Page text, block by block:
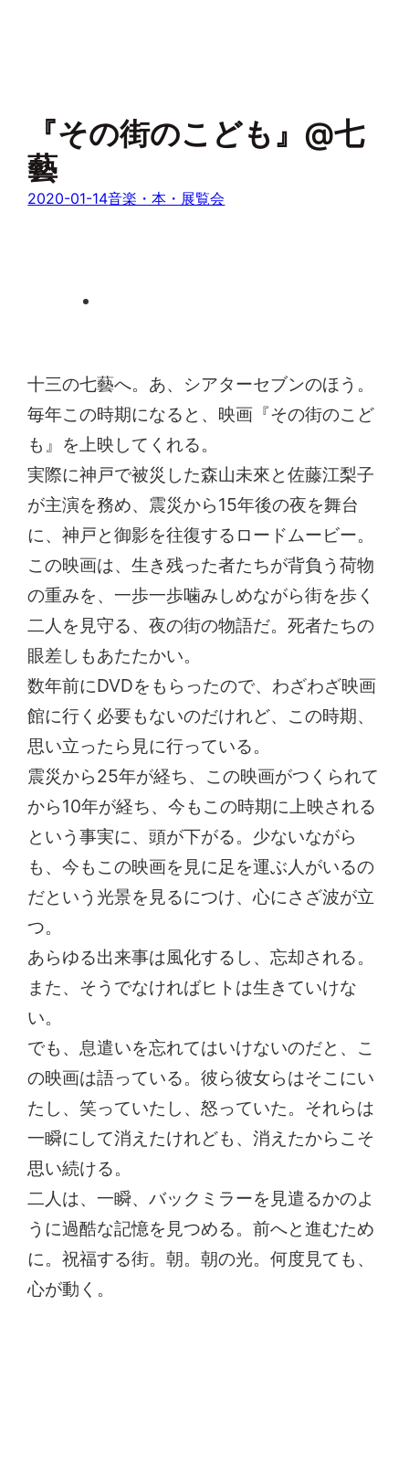
『その街のこども』@七
藝
2020-01-14音楽・本・展覧会
十三の七藝へ。あ、シアターセブンのほう。
毎年この時期になると、映画『その街のこど
も』を上映してくれる。
実際に神戸で被災した森山未來と佐藤江梨子
が主演を務め、震災から15年後の夜を舞台
に、神戸と御影を往復するロードムービー。
この映画は、生き残った者たちが背負う荷物
の重みを、一歩一歩噛みしめながら街を歩く
二人を見守る、夜の街の物語だ。死者たちの
眼差しもあたたかい。
数年前にDVDをもらったので、わざわざ映画
館に行く必要もないのだけれど、この時期、
思い立ったら見に行っている。
震災から25年が経ち、この映画がつくられて
から10年が経ち、今もこの時期に上映される
という事実に、頭が下がる。少ないながら
も、今もこの映画を見に足を運ぶ人がいるの
だという光景を見るにつけ、心にさざ波が立
つ。
あらゆる出来事は風化するし、忘却される。
また、そうでなければヒトは生きていけな
い。
でも、息遣いを忘れてはいけないのだと、こ
の映画は語っている。彼ら彼女らはそこにい
たし、笑っていたし、怒っていた。それらは
一瞬にして消えたけれども、消えたからこそ
思い続ける。
二人は、一瞬、バックミラーを見遣るかのよ
うに過酷な記憶を見つめる。前へと進むため
に。祝福する街。朝。朝の光。何度見ても、
心が動く。